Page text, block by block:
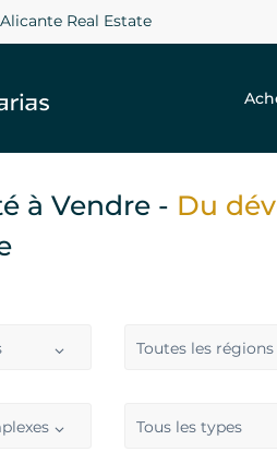
Real Estate
à Vendre - Du
Toutes les régions
Tous les types